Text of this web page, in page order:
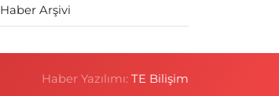
Haber Arşivi
Haber Yazılımı:TE Bilişim